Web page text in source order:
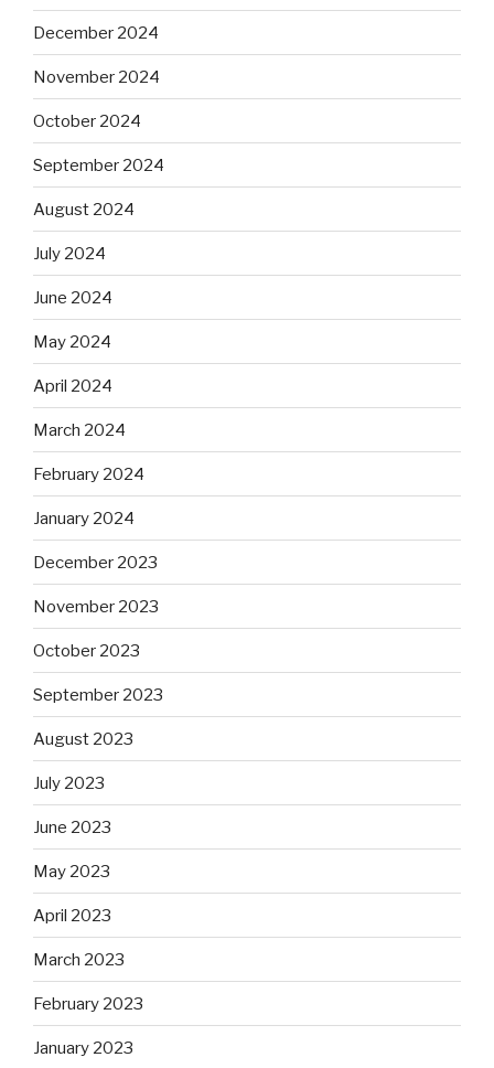
December 2024
November 2024
October 2024
September 2024
August 2024
July 2024
June 2024
May 2024
April 2024
March 2024
February 2024
January 2024
December 2023
November 2023
October 2023
September 2023
August 2023
July 2023
June 2023
May 2023
April 2023
March 2023
February 2023
January 2023